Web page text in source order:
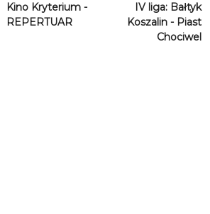
Kino Kryterium -
REPERTUAR
IV liga: Bałtyk
Koszalin - Piast
Chociwel